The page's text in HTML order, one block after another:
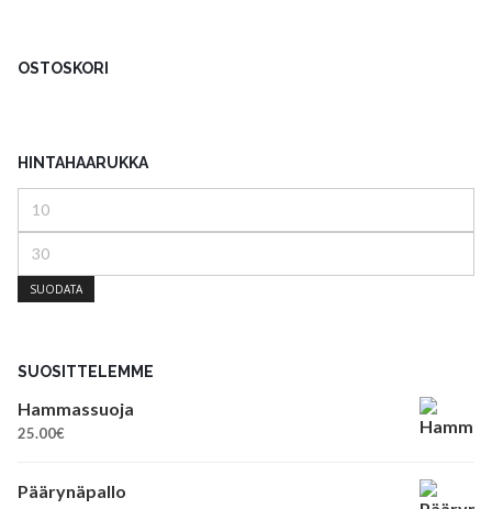
OSTOSKORI
HINTAHAARUKKA
SUODATA
SUOSITTELEMME
Hammassuoja
25.00€
Päärynäpallo